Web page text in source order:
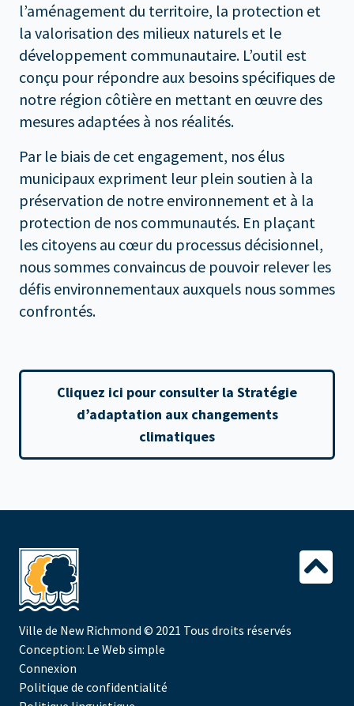
l’aménagement du territoire, la protection et
la valorisation des milieux naturels et le
développement communautaire. L’outil est
conçu pour répondre aux besoins spécifiques de
notre région côtière en mettant en œuvre des
mesures adaptées à nos réalités.
Par le biais de cet engagement, nos élus
municipaux expriment leur plein soutien à la
préservation de notre environnement et à la
protection de nos communautés. En plaçant
les citoyens au cœur du processus décisionnel,
nous sommes convaincus de pouvoir relever les
défis environnementaux auxquels nous sommes
confrontés.
Cliquez ici pour consulter la Stratégie
d’adaptation aux changements
climatiques
Ville de New Richmond © 2021 Tous droits réservés
Conception: Le Web simple
Connexion
Politique de confidentialité